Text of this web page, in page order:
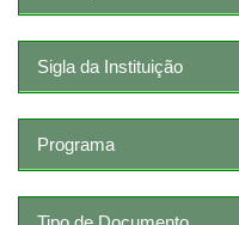
Sigla da Instituição
Programa